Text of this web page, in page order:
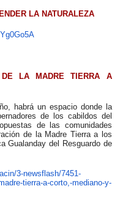
LA NATURALEZA
DE LA MADRE TIERRA A
habrá un espacio donde la
de los cabildos del
de las comunidades
de la Madre Tierra a los
Gualanday del Resguardo de
3-newsflash/7451-
tierra-a-corto,-mediano-y-